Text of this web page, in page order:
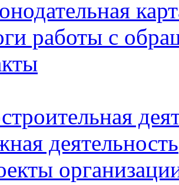
работы с
деятельность